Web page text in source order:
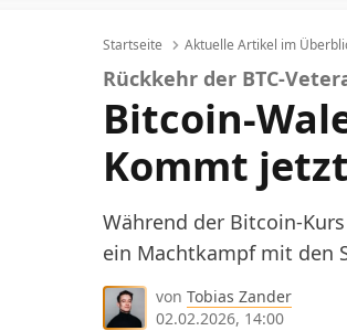
Startseite Aktuelle Artikel im
Rückkehr der BTC-
Bitcoin-
Kommt
Während der Bitcoin-
ein Machtkampf mit den
von Tobias Zander
02.02.2026, 14:00